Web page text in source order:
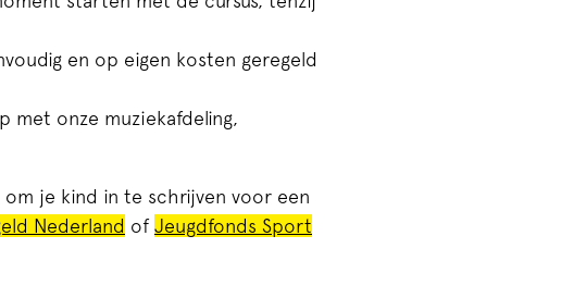
en op eigen kosten geregeld
met onze muziekafdeling,
je kind in te schrijven voor een
Nederland ofJeugdfonds Sport